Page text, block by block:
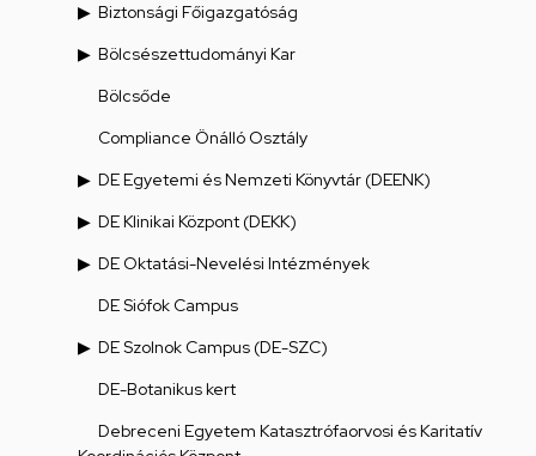
Biztonsági Főigazgatóság
Bölcsészettudományi Kar
Bölcsőde
Compliance Önálló Osztály
DE Egyetemi és Nemzeti Könyvtár (DEENK)
DE Klinikai Központ (DEKK)
DE Oktatási-Nevelési Intézmények
DE Siófok Campus
DE Szolnok Campus (DE-SZC)
DE-Botanikus kert
Debreceni Egyetem Katasztrófaorvosi és Karitatív